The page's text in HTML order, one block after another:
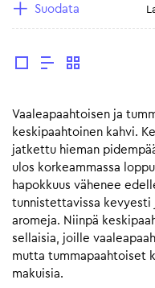
Suodata
Vaaleapaahtoisen ja
keskipaahtoinen kahvi.
jatkettu hieman
ulos korkeammassa
hapokkuus vähenee
tunnistettavissa kevyesti
aromeja. Niinpä
sellaisia, joille
mutta tummapaahtoiset
makuisia.